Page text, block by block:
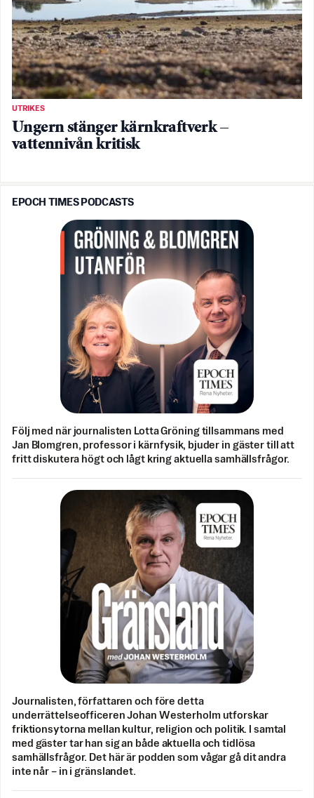
UTRIKES
Ungern stänger kärnkraftverk –
vattennivån kritisk
EPOCH TIMES PODCASTS
Följ med när journalisten Lotta Gröning tillsammans med
Jan Blomgren, professor i kärnfysik, bjuder in gäster till att
fritt diskutera högt och lågt kring aktuella samhällsfrågor.
Journalisten, författaren och före detta
underrättelseofficeren Johan Westerholm utforskar
friktionsytorna mellan kultur, religion och politik. I samtal
med gäster tar han sig an både aktuella och tidlösa
samhällsfrågor. Det här är podden som vågar gå dit andra
inte når – in i gränslandet.